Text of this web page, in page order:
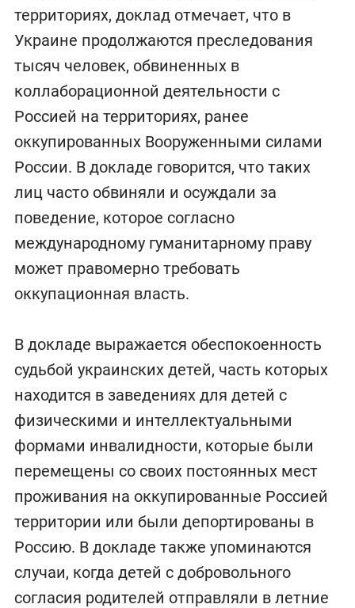
территориях, доклад отмечает, что в
Украине продолжаются преследования
тысяч человек, обвиненных в
коллаборационной деятельности с
Россией на территориях, ранее
оккупированных Вооруженными силами
России. В докладе говорится, что таких
лиц часто обвиняли и осуждали за
поведение, которое согласно
международному гуманитарному праву
может правомерно требовать
оккупационная власть.
В докладе выражается обеспокоенность
судьбой украинских детей, часть которых
находится в заведениях для детей с
физическими и интеллектуальными
формами инвалидности, которые были
перемещены со своих постоянных мест
проживания на оккупированные Россией
территории или были депортированы в
Россию. В докладе также упоминаются
случаи, когда детей с добровольного
согласия родителей отправляли в летние